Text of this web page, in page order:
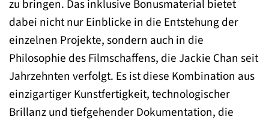
zu bringen. Das inklusive Bonusmaterial bietet
dabei nicht nur Einblicke in die Entstehung der
einzelnen Projekte, sondern auch in die
Philosophie des Filmschaffens, die Jackie Chan seit
Jahrzehnten verfolgt. Es ist diese Kombination aus
einzigartiger Kunstfertigkeit, technologischer
Brillanz und tiefgehender Dokumentation, die